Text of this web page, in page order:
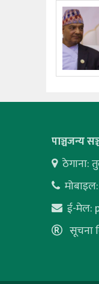
पाञ्चजन्य
ठेगाना:
ई-मेल:
सूचना